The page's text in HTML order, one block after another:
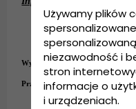
Wykonanie: 100%
Rozmiar uniwersalny
Regulacja z tyłu czapki.
Wykonanie: 100% bawełna
Przewodnik po rozmiarach:
Używamy plików
niezawodność i
stron
informacje o
i urządzeniach.